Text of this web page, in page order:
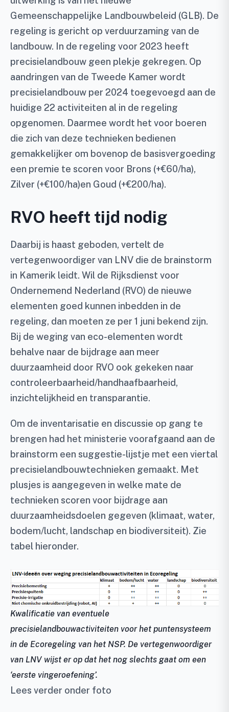
Gemeenschappelijke Landbouwbeleid (GLB). De
regeling is gericht op verduurzaming van de
landbouw. In de regeling voor 2023 heeft
precisielandbouw geen plekje gekregen. Op
aandringen van de Tweede Kamer wordt
precisielandbouw per 2024 toegevoegd aan de
huidige 22 activiteiten al in de regeling
opgenomen. Daarmee wordt het voor boeren
die zich van deze technieken bedienen
gemakkelijker om bovenop de basisvergoeding
een premie te scoren voor Brons (+€60/ha),
Zilver (+€100/ha)en Goud (+€200/ha).
RVO heeft tijd nodig
Daarbij is haast geboden, vertelt de
vertegenwoordiger van LNV die de brainstorm
in Kamerik leidt. Wil de Rijksdienst voor
Ondernemend Nederland (RVO) de nieuwe
elementen goed kunnen inbedden in de
regeling, dan moeten ze per 1 juni bekend zijn.
Bij de weging van eco-elementen wordt
behalve naar de bijdrage aan meer
duurzaamheid door RVO ook gekeken naar
controleerbaarheid/handhaafbaarheid,
inzichtelijkheid en transparantie.
Om de inventarisatie en discussie op gang te
brengen had het ministerie voorafgaand aan de
brainstorm een suggestie-lijstje met een viertal
precisielandbouwtechnieken gemaakt. Met
plusjes is aangegeven in welke mate de
technieken scoren voor bijdrage aan
duurzaamheidsdoelen gegeven (klimaat, water,
bodem/lucht, landschap en biodiversiteit). Zie
tabel hieronder.
Kwalificatie van eventuele
precisielandbouwactiviteiten voor het puntensysteem
in de Ecoregeling van het NSP. De vertegenwoordiger
van LNV wijst er op dat het nog slechts gaat om een
‘eerste vingeroefening’.
Lees verder onder foto